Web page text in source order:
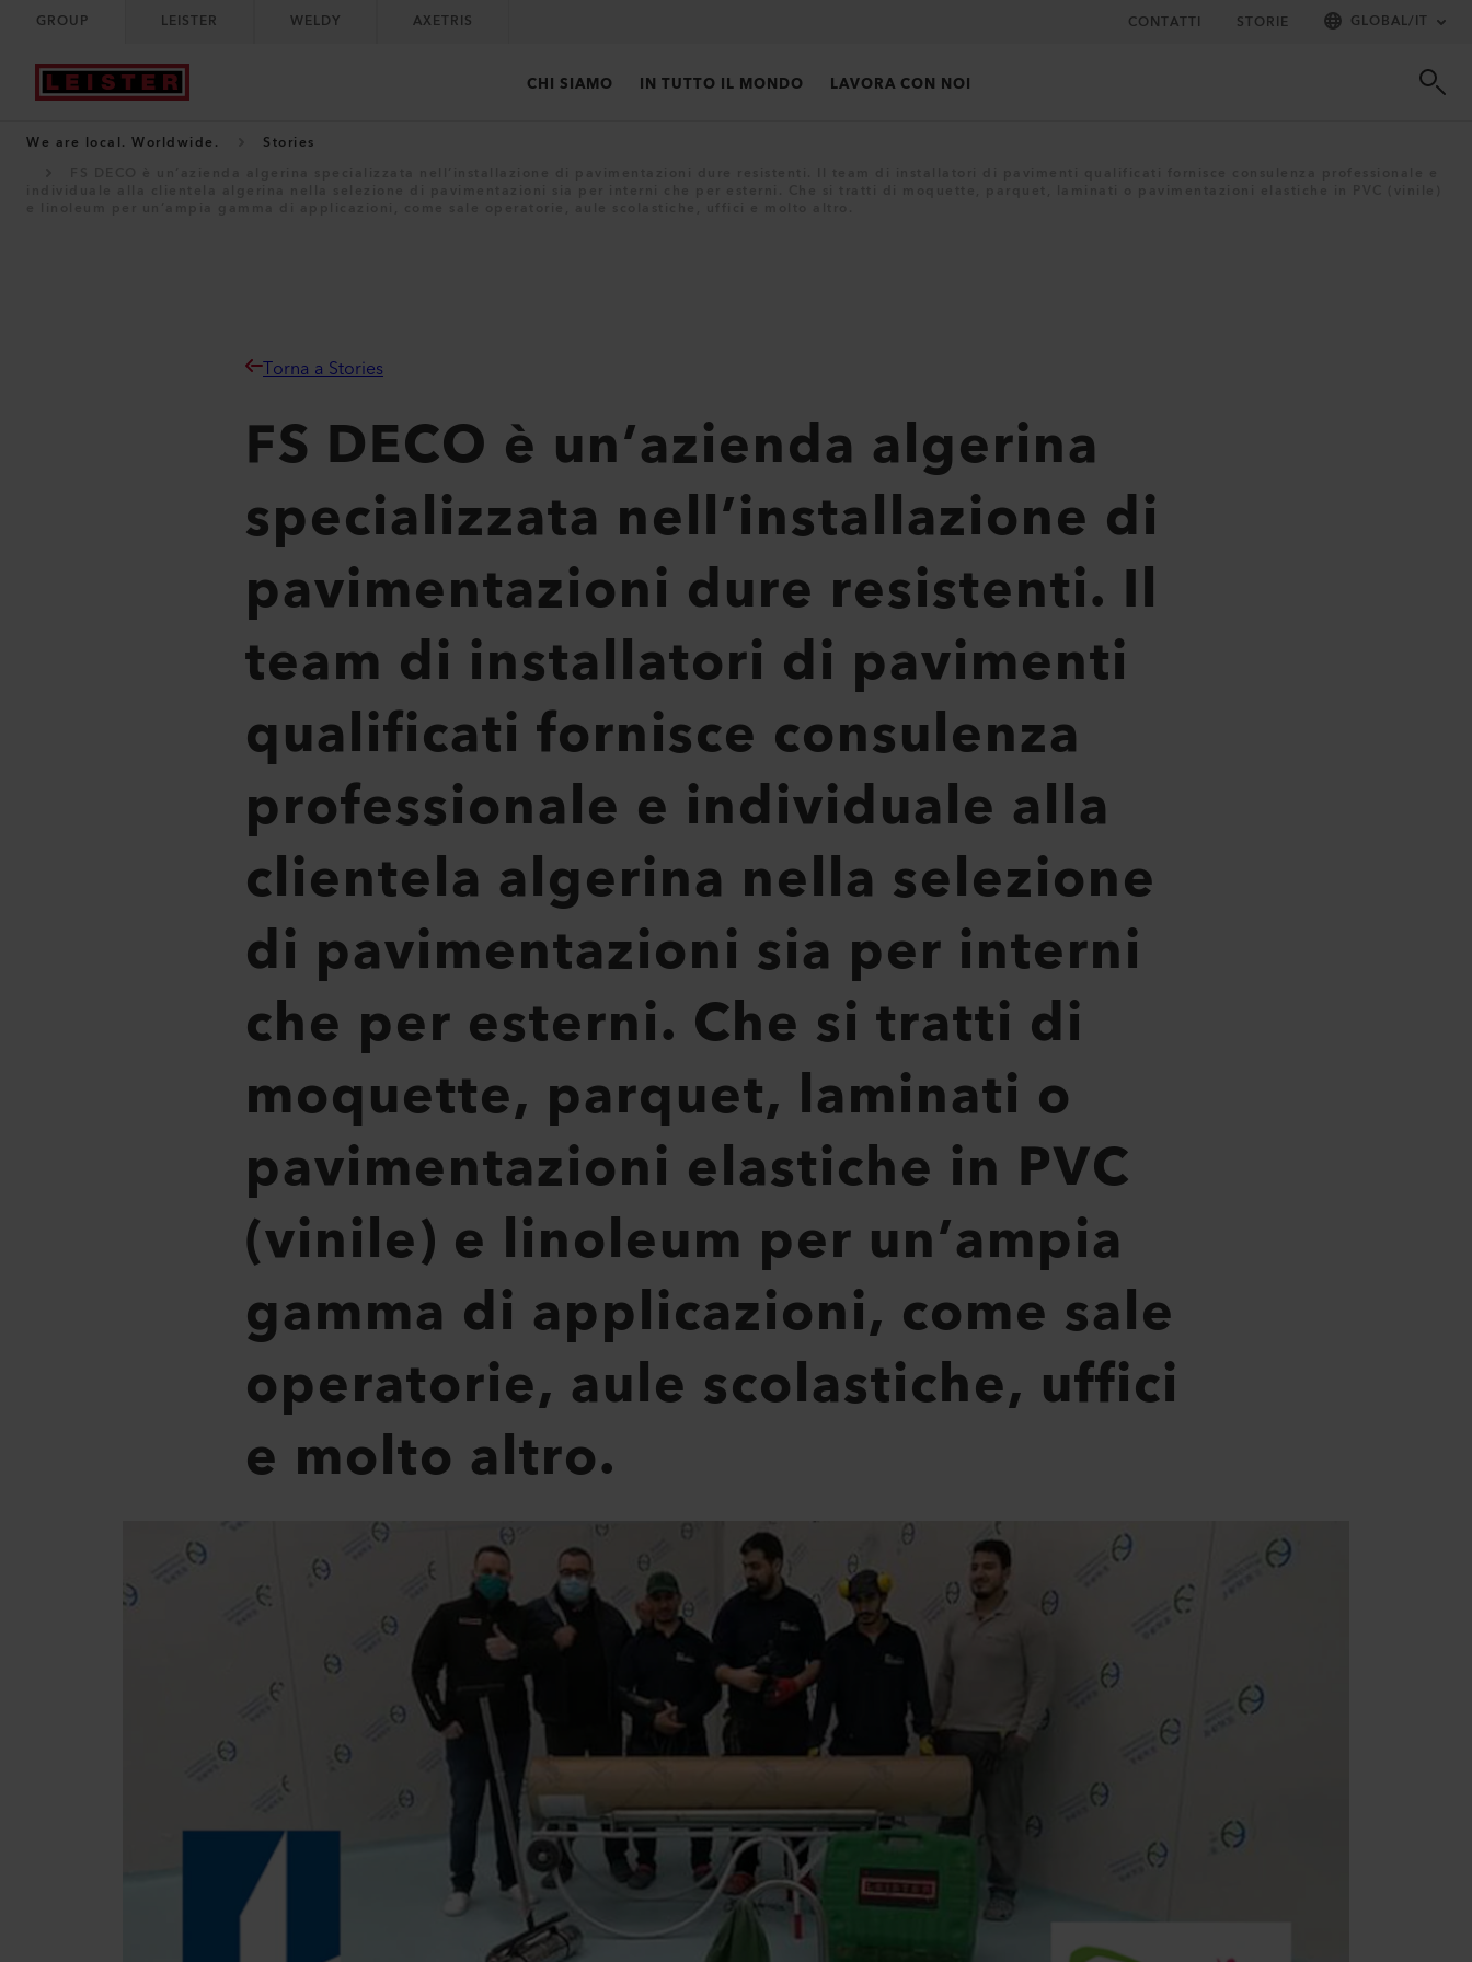
GROUP LEISTER WELDY AXETRIS CONTATTI STORIE GLOBAL/IT
CHI SIAMO IN TUTTO IL MONDO LAVORA CON NOI
We are local. Worldwide.
Stories
Torna a Stories
FS DECO è un’azienda algerina
specializzata nell’installazione di
pavimentazioni dure resistenti. Il
team di installatori di pavimenti
qualificati fornisce consulenza
professionale e individuale alla
clientela algerina nella selezione
di pavimentazioni sia per interni
che per esterni. Che si tratti di
moquette, parquet, laminati o
pavimentazioni elastiche in PVC
(vinile) e linoleum per un’ampia
gamma di applicazioni, come sale
operatorie, aule scolastiche, uffici
e molto altro.